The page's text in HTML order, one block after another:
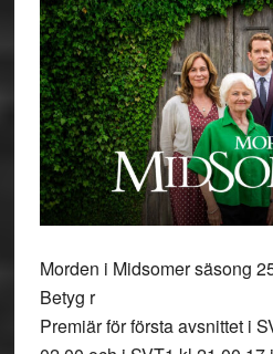
Morden i Midsomer säsong
Betyg r
Premiär för första avsnittet i